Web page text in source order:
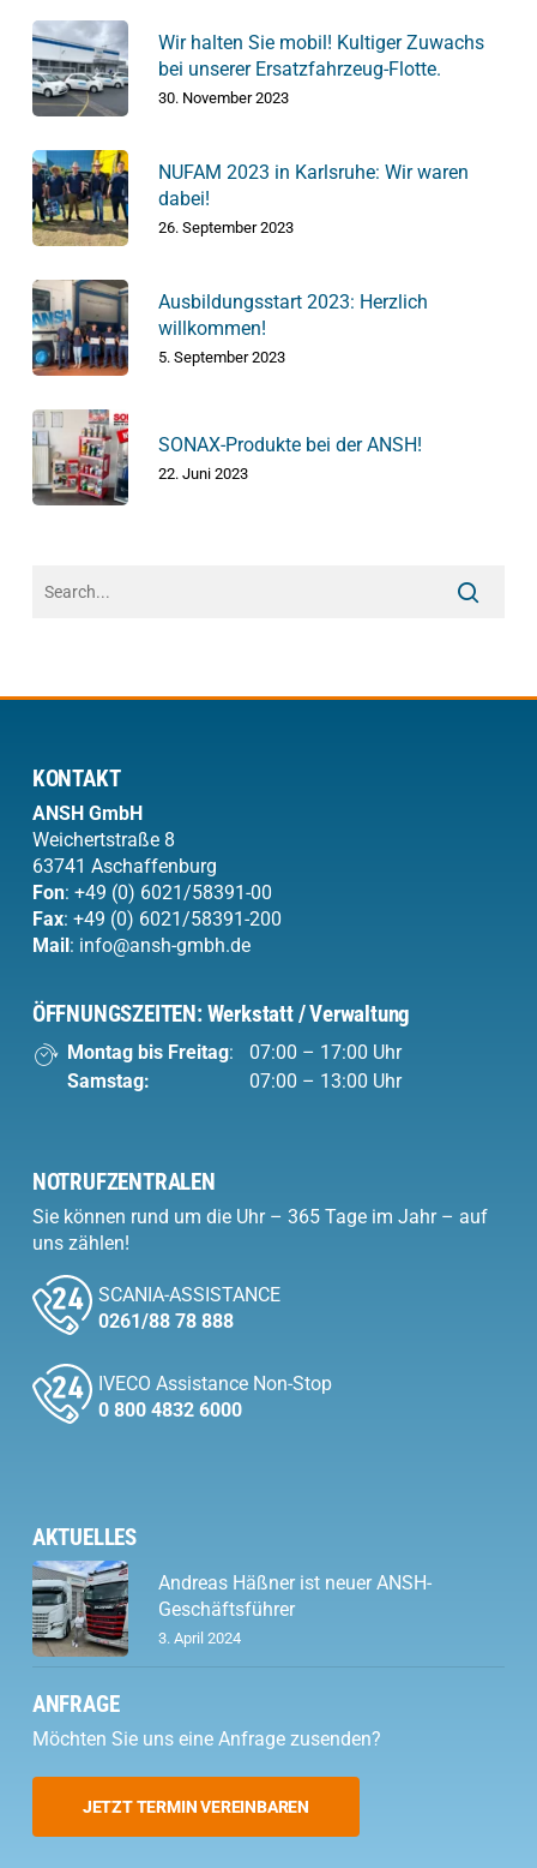
Wir halten Sie mobil! Kultiger Zuwachs
bei unserer Ersatzfahrzeug-Flotte.
30. November 2023
NUFAM 2023 in Karlsruhe: Wir waren
dabei!
26. September 2023
Ausbildungsstart 2023: Herzlich
willkommen!
5. September 2023
SONAX-Produkte bei der ANSH!
22. Juni 2023
KONTAKT
ANSH GmbH
Weichertstraße 8
63741 Aschaffenburg
Fon: +49 (0) 6021/58391-00
Fax: +49 (0) 6021/58391-200
Mail: info@ansh-gmbh.de
ÖFFNUNGSZEITEN: Werkstatt / Verwaltung
Montag bis Freitag:
07:00 – 17:00 Uhr
Samstag:
07:00 – 13:00 Uhr
NOTRUFZENTRALEN
Sie können rund um die Uhr – 365 Tage im Jahr – auf
uns zählen!
SCANIA-ASSISTANCE
0261/88 78 888
IVECO Assistance Non-Stop
0 800 4832 6000
AKTUELLES
Andreas Häßner ist neuer ANSH-
Geschäftsführer
3. April 2024
ANFRAGE
Möchten Sie uns eine Anfrage zusenden?
JETZT TERMIN VEREINBAREN